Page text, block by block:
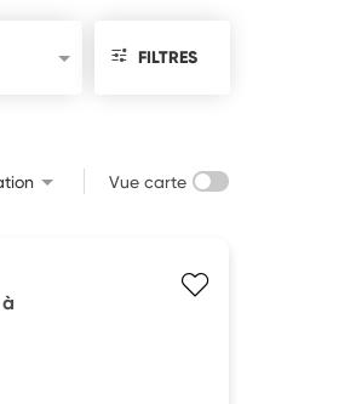
FILTRES
Vue carte